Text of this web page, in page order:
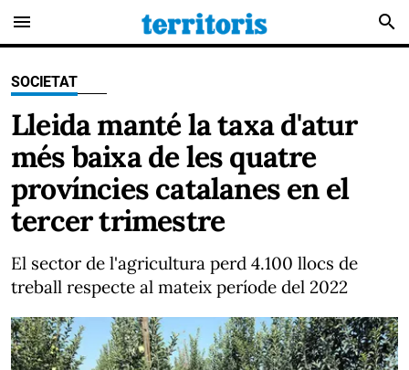
menu search
SOCIETAT
Lleida manté la taxa d'atur
més baixa de les quatre
províncies catalanes en el
tercer trimestre
El sector de l'agricultura perd 4.100 llocs de
treball respecte al mateix període del 2022